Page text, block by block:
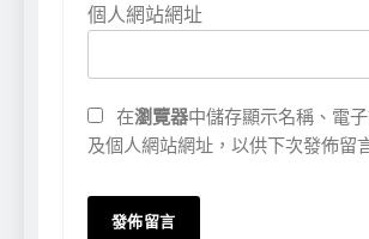
個人網站網址
在瀏覽器中儲存顯示名稱、電
及個人網站網址，以供下次發佈留